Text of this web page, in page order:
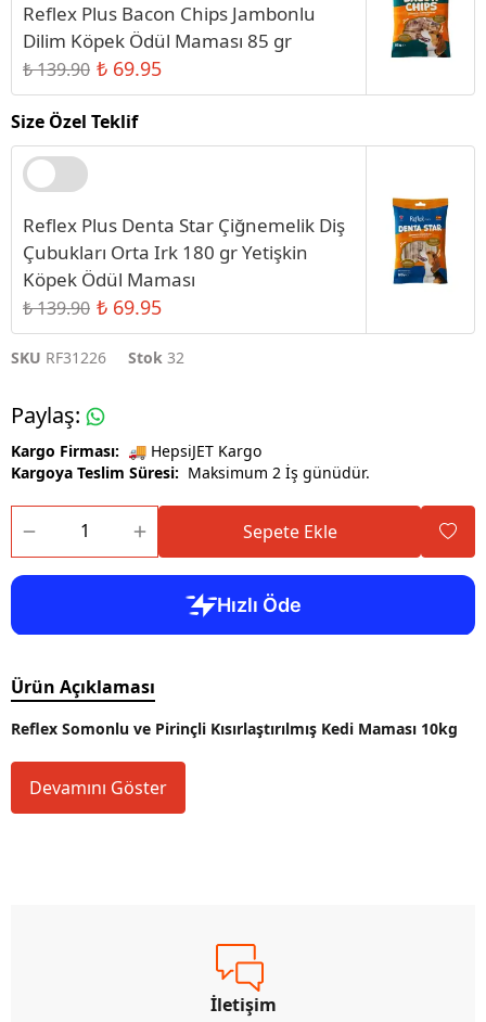
Reflex Plus Bacon Chips Jambonlu
Dilim Köpek Ödül Maması 85 gr
₺ 139.90 ₺ 69.95
Size Özel Teklif
Reflex Plus Denta Star Çiğnemelik Diş
Çubukları Orta Irk 180 gr Yetişkin
Köpek Ödül Maması
₺ 139.90 ₺ 69.95
SKU RF31226 Stok 32
Paylaş:
Kargo Firması: 🚚 HepsiJET Kargo
Kargoya Teslim Süresi: Maksimum 2 İş günüdür.
Sepete Ekle
Ürün Açıklaması
Reflex Somonlu ve Pirinçli Kısırlaştırılmış Kedi Maması 10kg
Devamını Göster
İletişim